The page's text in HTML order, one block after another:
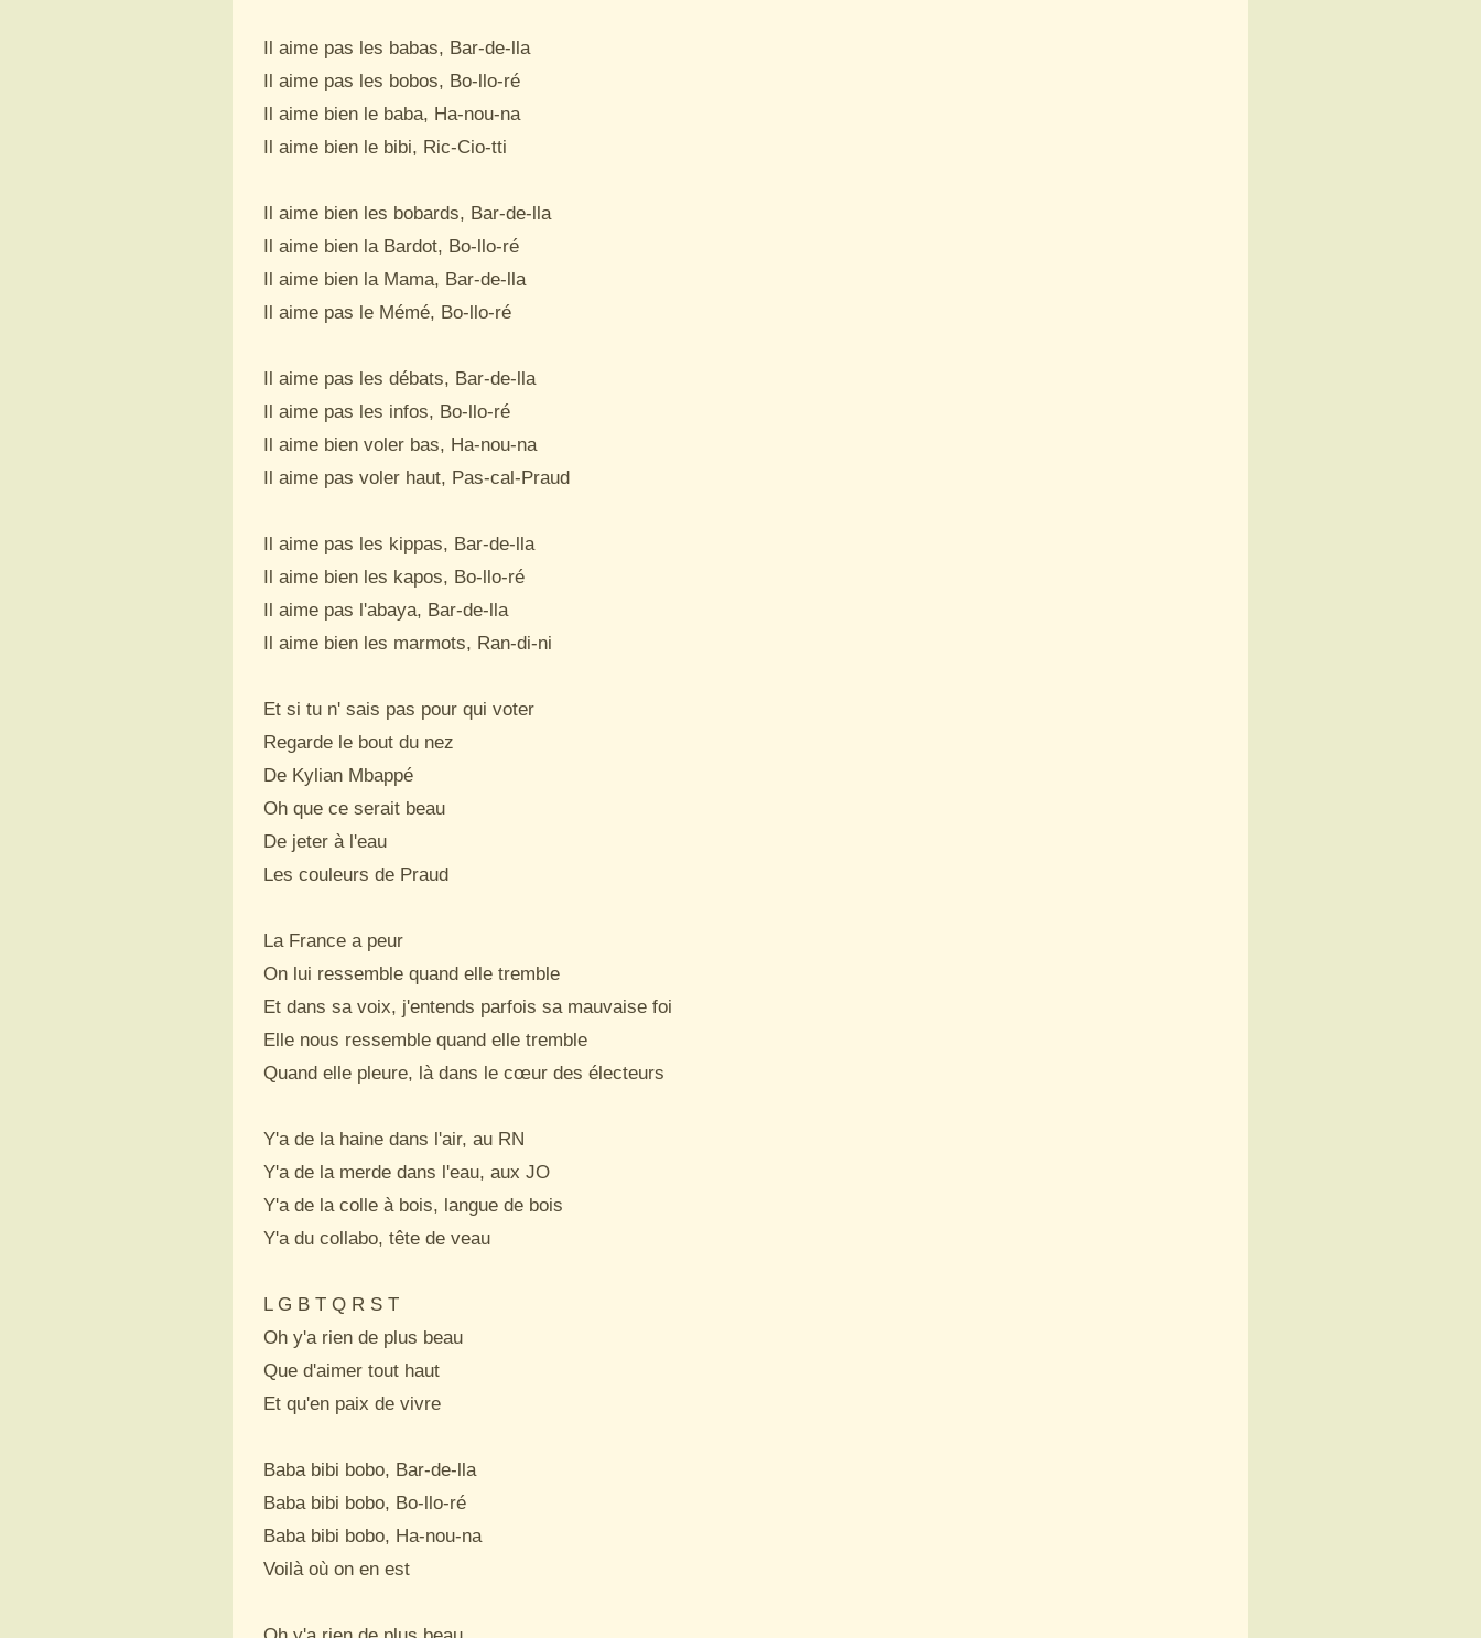
Il aime pas les babas, Bar-de-lla
Il aime pas les bobos, Bo-llo-ré
Il aime bien le baba, Ha-nou-na
Il aime bien le bibi, Ric-Cio-tti
Il aime bien les bobards, Bar-de-lla
Il aime bien la Bardot, Bo-llo-ré
Il aime bien la Mama, Bar-de-lla
Il aime pas le Mémé, Bo-llo-ré
Il aime pas les débats, Bar-de-lla
Il aime pas les infos, Bo-llo-ré
Il aime bien voler bas, Ha-nou-na
Il aime pas voler haut, Pas-cal-Praud
Il aime pas les kippas, Bar-de-lla
Il aime bien les kapos, Bo-llo-ré
Il aime pas l'abaya, Bar-de-lla
Il aime bien les marmots, Ran-di-ni
Et si tu n' sais pas pour qui voter
Regarde le bout du nez
De Kylian Mbappé
Oh que ce serait beau
De jeter à l'eau
Les couleurs de Praud
La France a peur
On lui ressemble quand elle tremble
Et dans sa voix, j'entends parfois sa mauvaise foi
Elle nous ressemble quand elle tremble
Quand elle pleure, là dans le cœur des électeurs
Y'a de la haine dans l'air, au RN
Y'a de la merde dans l'eau, aux JO
Y'a de la colle à bois, langue de bois
Y'a du collabo, tête de veau
L G B T Q R S T
Oh y'a rien de plus beau
Que d'aimer tout haut
Et qu'en paix de vivre
Baba bibi bobo, Bar-de-lla
Baba bibi bobo, Bo-llo-ré
Baba bibi bobo, Ha-nou-na
Voilà où on en est